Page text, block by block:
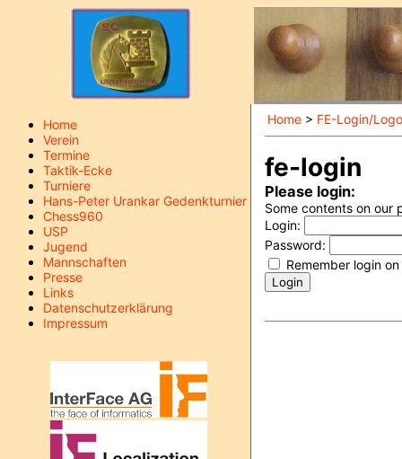
Home
Verein
Termine
Taktik-Ecke
Turniere
Hans-Peter Urankar Gedenkturnier
Chess960
USP
Jugend
Mannschaften
Presse
Links
Datenschutzerklärung
Impressum
Home > FE-Login/
fe-login
Please login:
Some contents on our
Login:
Password:
Remember login